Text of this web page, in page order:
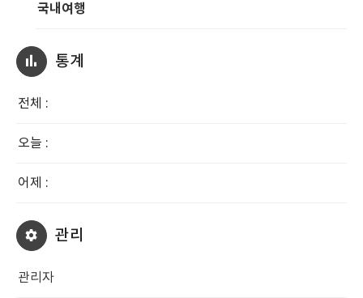
국내여행
통계
전체 :
오늘 :
어제 :
관리
관리자